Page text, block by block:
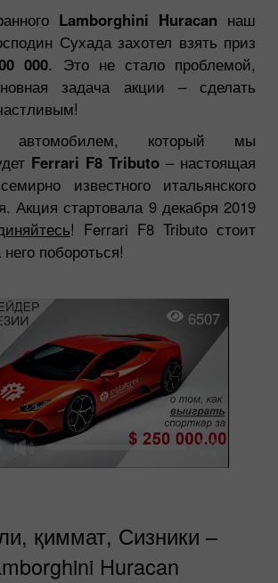
Lamborghini Huracan наш
Сухада захотел взять приз
000. Это не стало проблемой,
задача акции – сделать
автомобилем, который мы
Ferrari F8 Tributo – настоящая
известного итальянского
Акция стартовала 9 декабря 2019
! Ferrari F8 Tributo стоит
побороться!
6507
қиммат, Сизники –
Huracan